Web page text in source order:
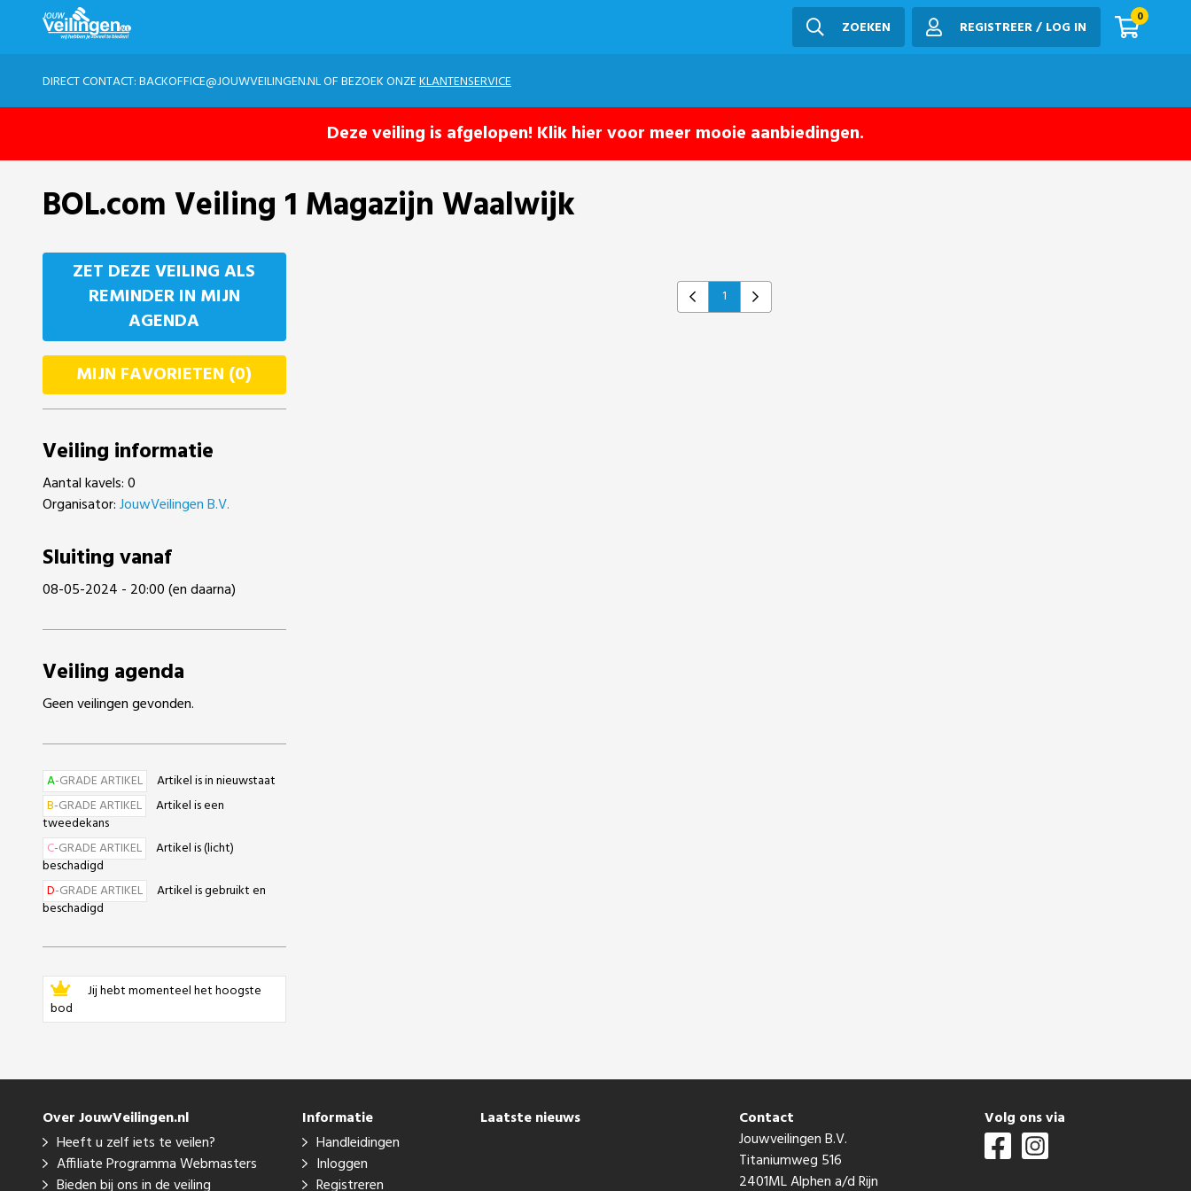
ZOEKEN REGISTREER / LOG IN
0
DIRECT CONTACT:BACKOFFICE@JOUWVEILINGEN.NLOF BEZOEK ONZEKLANTENSERVICE
Deze veiling is afgelopen! Klik hier voor meer mooie aanbiedingen.
BOL.com Veiling 1 Magazijn Waalwijk
ZET DEZE VEILING ALS
REMINDER IN MIJN
AGENDA
MIJN FAVORIETEN (0)
Veiling informatie
Aantal kavels: 0
Organisator:JouwVeilingen B.V.
Sluiting vanaf
08-05-2024 - 20:00 (en daarna)
Veiling agenda
Geen veilingen gevonden.
A-GRADE ARTIKEL
Artikel is in nieuwstaat
B-GRADE ARTIKEL
Artikel is een
tweedekans
C-GRADE ARTIKEL
Artikel is (licht)
beschadigd
D-GRADE ARTIKEL
Artikel is gebruikt en
beschadigd
Jij hebt momenteel het hoogste
bod
Previous
1 Next
Over JouwVeilingen.nl
Heeft u zelf iets te veilen?
Affiliate Programma Webmasters
Bieden bij ons in de veiling
Informatie
Handleidingen
Inloggen
Registreren
Laatste nieuws
Contact
Jouwveilingen B.V.
Titaniumweg 516
2401ML Alphen a/d Rijn
Volg ons via